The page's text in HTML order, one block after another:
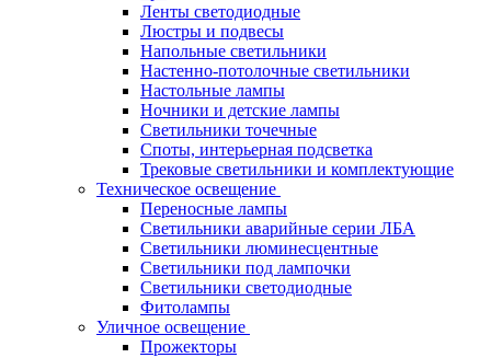
Ленты светодиодные
Люстры и подвесы
Напольные светильники
Настенно-потолочные светильники
Настольные лампы
Ночники и детские лампы
Светильники точечные
Споты, интерьерная подсветка
Трековые светильники и комплектующие
Техническое освещение
Переносные лампы
Светильники аварийные серии ЛБА
Светильники люминесцентные
Светильники под лампочки
Светильники светодиодные
Фитолампы
Уличное освещение
Прожекторы